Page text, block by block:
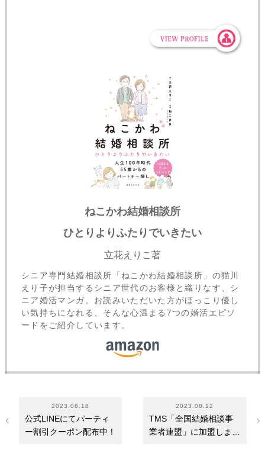
ねこかわ結婚相談所
ひとりよりふたりでいきたい
立花えりこ著
シニア専門結婚相談所「ねこかわ結婚相談所」の猫川
えり子が担当するシニア世代のお客様と織りなす、シ
ニア婚活マンガ。お読みいただいた方がほっこり優し
い気持ちになれる、そんな心温まる7つの婚活エピソ
ードをご紹介しています。
2023.08.18
公式LINEにてパーティ
ー割引クーポン配布中！
2023.08.12
TMS「全国結婚相談事
業者連盟」に加盟しまし